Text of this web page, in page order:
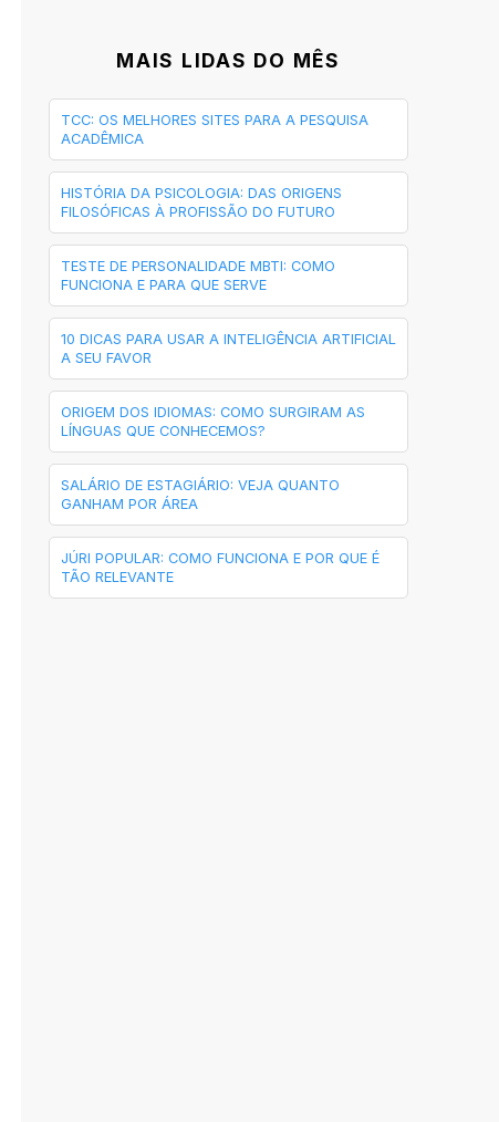
MAIS LIDAS DO MÊS
TCC: OS MELHORES SITES PARA A PESQUISA
ACADÊMICA
HISTÓRIA DA PSICOLOGIA: DAS ORIGENS
FILOSÓFICAS À PROFISSÃO DO FUTURO
TESTE DE PERSONALIDADE MBTI: COMO
FUNCIONA E PARA QUE SERVE
10 DICAS PARA USAR A INTELIGÊNCIA ARTIFICIAL
A SEU FAVOR
ORIGEM DOS IDIOMAS: COMO SURGIRAM AS
LÍNGUAS QUE CONHECEMOS?
SALÁRIO DE ESTAGIÁRIO: VEJA QUANTO
GANHAM POR ÁREA
JÚRI POPULAR: COMO FUNCIONA E POR QUE É
TÃO RELEVANTE